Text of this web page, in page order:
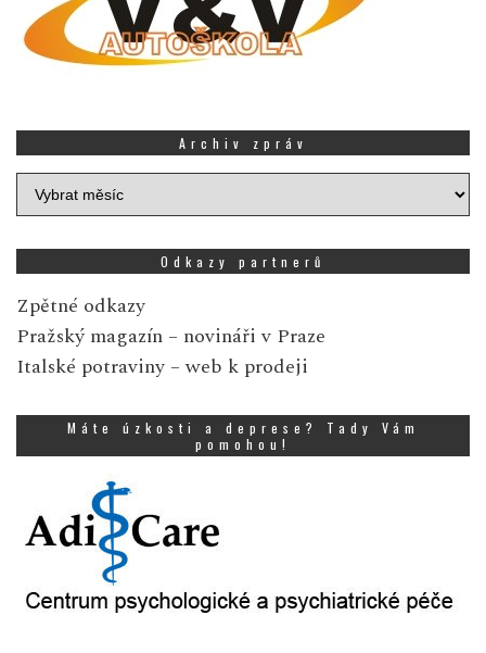
Archiv zpráv
Archiv
zpráv
Odkazy partnerů
Zpětné odkazy
Pražský magazín – novináři v Praze
Italské potraviny – web k prodeji
Máte úzkosti a deprese? Tady Vám
pomohou!